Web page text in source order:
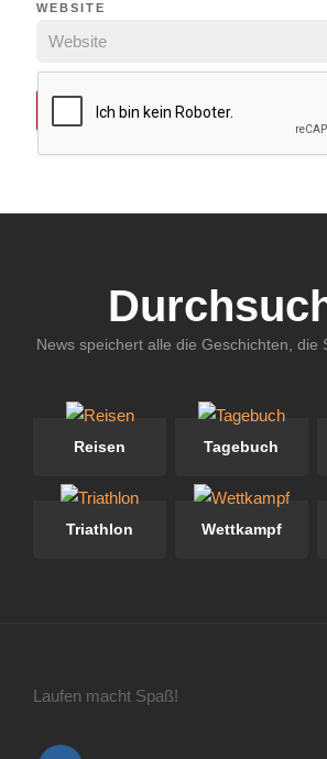
WEBSITE
News speichert alle die Geschichten, die
Reisen Tagebuch
Triathlon Wettkampf
Laufen macht Spaß!